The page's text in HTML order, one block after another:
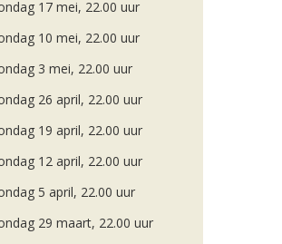
17 mei, 22.00 uur
10 mei, 22.00 uur
3 mei, 22.00 uur
26 april, 22.00 uur
19 april, 22.00 uur
12 april, 22.00 uur
5 april, 22.00 uur
29 maart, 22.00 uur